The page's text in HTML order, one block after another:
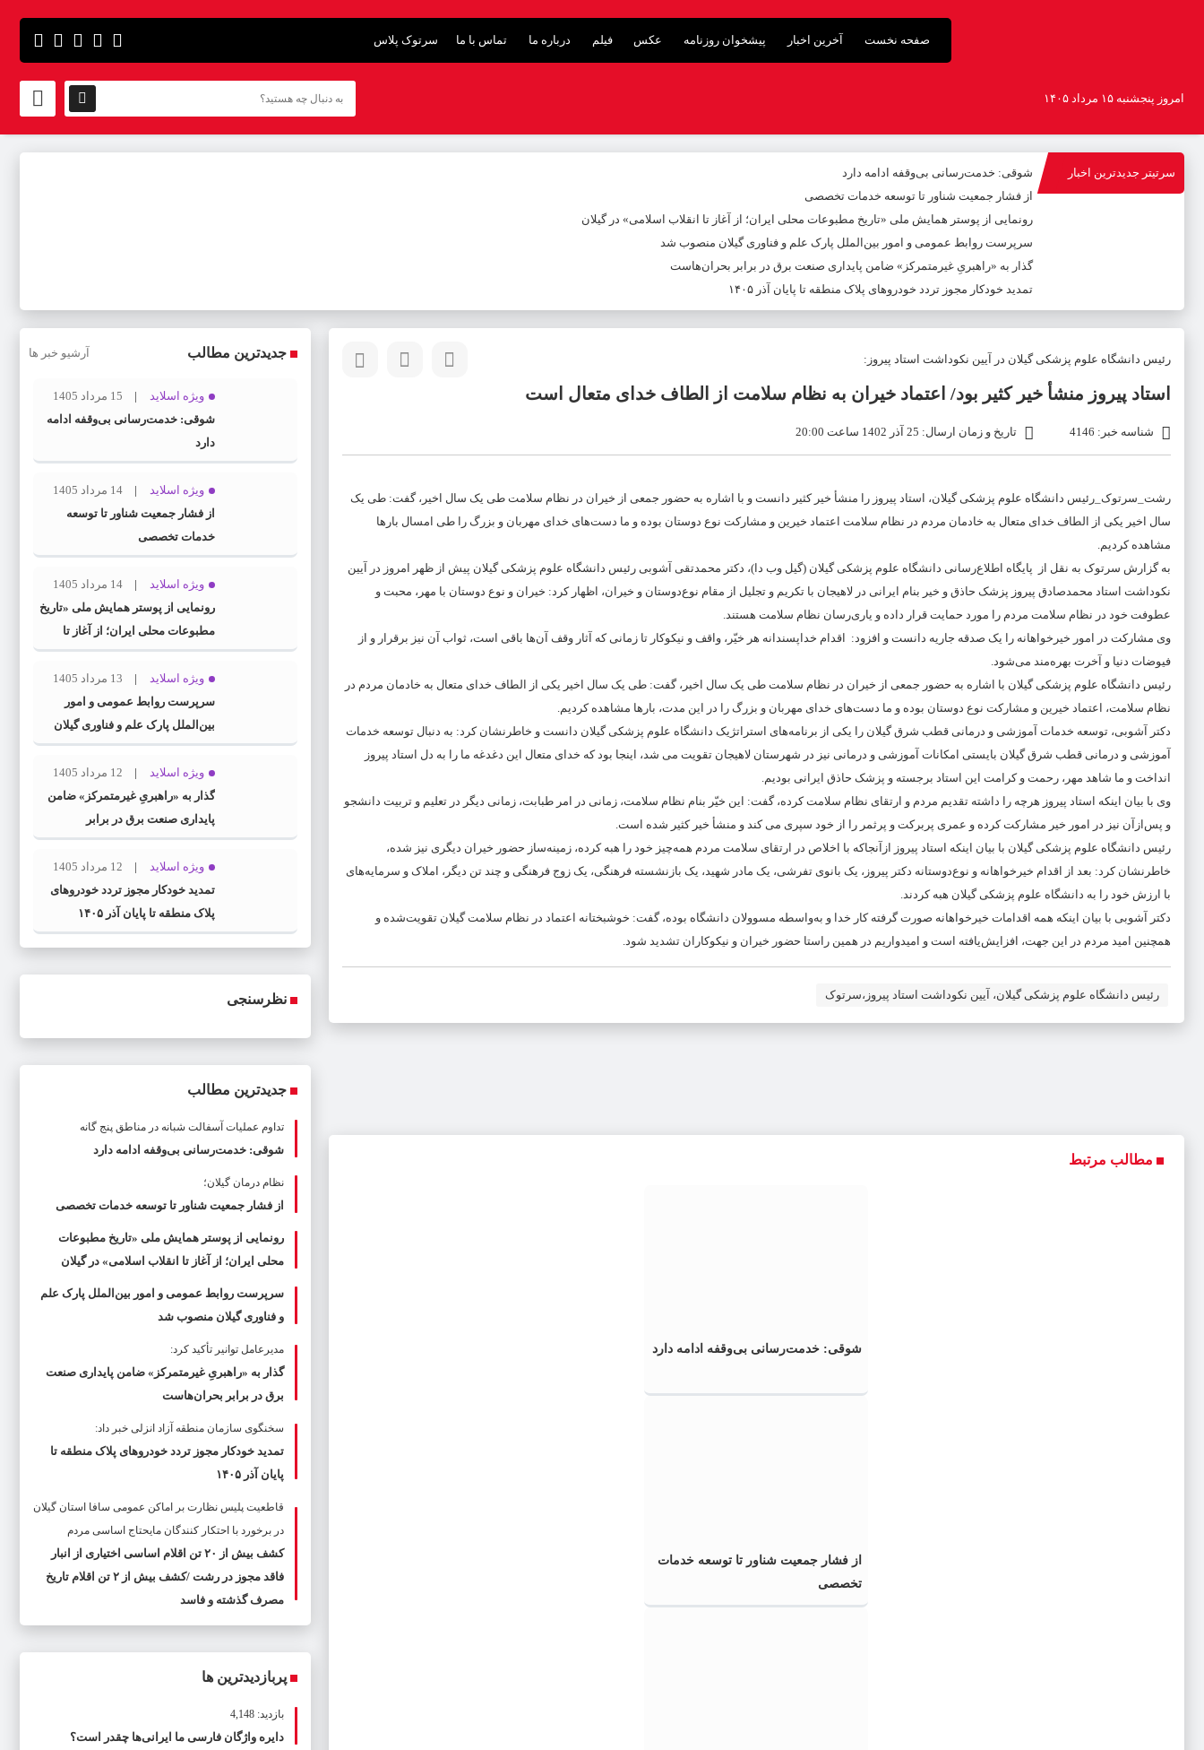
صفحه نخست آخرین اخبار پیشخوان روزنامه عکس فیلم درباره ما تماس با ما سرتوک پلاس
امروز پنجشنبه ۱۵ مرداد ۱۴۰۵
سرتیتر جدیدترین اخبار
شوقی: خدمت‌رسانی بی‌وقفه ادامه دارد
از فشار جمعیت شناور تا توسعه خدمات تخصصی
رونمایی از پوستر همایش ملی «تاریخ مطبوعات محلی ایران؛ از آغاز تا انقلاب اسلامی» در گیلان
سرپرست روابط عمومی و امور بین‌الملل پارک علم و فناوری گیلان منصوب شد
گذار به «راهبریِ غیرمتمرکز» ضامن پایداری صنعت برق در برابر بحران‌هاست
تمدید خودکار مجوز تردد خودروهای پلاک منطقه تا پایان آذر ۱۴۰۵
رئیس دانشگاه علوم پزشکی گیلان در آیین نکوداشت استاد پیروز:
استاد پیروز منشأ خیر کثیر بود/ اعتماد خیران به نظام سلامت از الطاف خدای متعال است
شناسه خبر: 4146 تاریخ و زمان ارسال: 25 آذر 1402 ساعت 20:00
رشت_سرتوک_رئیس دانشگاه علوم پزشکی گیلان، استاد پیروز را منشأ خیر کثیر دانست و با اشاره به حضور جمعی از خیران در نظام سلامت طی یک سال اخیر، گفت: طی یک
سال اخیر یکی از الطاف خدای متعال به خادمان مردم در نظام سلامت اعتماد خیرین و مشارکت نوع دوستان بوده و ما دست‌های خدای مهربان و بزرگ را طی امسال بارها
مشاهده کردیم.
به گزارش سرتوک به نقل از پایگاه اطلاع‌رسانی دانشگاه علوم پزشکی گیلان (گیل وب دا)، دکتر محمدتقی آشوبی رئیس دانشگاه علوم پزشکی گیلان پیش از ظهر امروز در آیین
نکوداشت استاد محمدصادق پیروز پزشک حاذق و خیر بنام ایرانی در لاهیجان با تکریم و تجلیل از مقام نوع‌دوستان و خیران، اظهار کرد: خیران و نوع دوستان با مهر، محبت و
عطوفت خود در نظام سلامت مردم را مورد حمایت قرار داده و یاری‌رسان نظام سلامت هستند.
وی مشارکت در امور خیرخواهانه را یک صدقه جاریه دانست و افزود: اقدام خداپسندانه هر خیّر، واقف و نیکوکار تا زمانی که آثار وقف آن‌ها باقی است، ثواب آن نیز برقرار و از
فیوضات دنیا و آخرت بهره‌مند می‌شود.
رئیس دانشگاه علوم پزشکی گیلان با اشاره به حضور جمعی از خیران در نظام سلامت طی یک سال اخیر، گفت: طی یک سال اخیر یکی از الطاف خدای متعال به خادمان مردم در
نظام سلامت، اعتماد خیرین و مشارکت نوع دوستان بوده و ما دست‌های خدای مهربان و بزرگ را در این مدت، بارها مشاهده کردیم.
دکتر آشوبی، توسعه خدمات آموزشی و درمانی قطب شرق گیلان را یکی از برنامه‌های استراتژیک دانشگاه علوم پزشکی گیلان دانست و خاطرنشان کرد: به دنبال توسعه خدمات
آموزشی و درمانی قطب شرق گیلان بایستی امکانات آموزشی و درمانی نیز در شهرستان لاهیجان تقویت می شد، اینجا بود که خدای متعال این دغدغه ما را به دل استاد پیروز
انداخت و ما شاهد مهر، رحمت و کرامت این استاد برجسته و پزشک حاذق ایرانی بودیم.
وی با بیان اینکه استاد پیروز هرچه را داشته تقدیم مردم و ارتقای نظام سلامت کرده، گفت: این خیّر بنام نظام سلامت، زمانی در امر طبابت، زمانی دیگر در تعلیم و تربیت دانشجو
و پس‌ازآن نیز در امور خیر مشارکت کرده و عمری پربرکت و پرثمر را از خود سپری می کند و منشأ خیر کثیر شده است.
رئیس دانشگاه علوم پزشکی گیلان با بیان اینکه استاد پیروز ازآنجاکه با اخلاص در ارتقای سلامت مردم همه‌چیز خود را هبه کرده، زمینه‌ساز حضور خیران دیگری نیز شده،
خاطرنشان کرد: بعد از اقدام خیرخواهانه و نوع‌دوستانه دکتر پیروز، یک بانوی تفرشی، یک مادر شهید، یک بازنشسته فرهنگی، یک زوج فرهنگی و چند تن دیگر، املاک و سرمایه‌های
با ارزش خود را به دانشگاه علوم پزشکی گیلان هبه کردند.
دکتر آشوبی با بیان اینکه همه اقدامات خیرخواهانه صورت گرفته کار خدا و به‌واسطه مسوولان‌ دانشگاه بوده، گفت: خوشبختانه اعتماد در نظام سلامت گیلان تقویت‌شده و
همچنین امید مردم در این جهت، افزایش‌یافته است و امیدواریم در همین راستا حضور خیران و نیکوکاران تشدید شود.
رئیس دانشگاه علوم پزشکی گیلان، آیین نکوداشت استاد پیروز،سرتوک
مطالب مرتبط
شوقی: خدمت‌رسانی بی‌وقفه ادامه دارد
از فشار جمعیت شناور تا توسعه خدمات
تخصصی
جدیدترین مطالب آرشیو خبر ها
ویژه اسلاید
15 مرداد 1405
شوقی: خدمت‌رسانی بی‌وقفه ادامه
دارد
ویژه اسلاید
14 مرداد 1405
از فشار جمعیت شناور تا توسعه
خدمات تخصصی
ویژه اسلاید
14 مرداد 1405
رونمایی از پوستر همایش ملی «تاریخ
مطبوعات محلی ایران؛ از آغاز تا
انقلاب اسلامی» در گیلان
ویژه اسلاید
13 مرداد 1405
سرپرست روابط عمومی و امور
بین‌الملل پارک علم و فناوری گیلان
منصوب شد
ویژه اسلاید
12 مرداد 1405
گذار به «راهبریِ غیرمتمرکز» ضامن
پایداری صنعت برق در برابر
بحران‌هاست
ویژه اسلاید
12 مرداد 1405
تمدید خودکار مجوز تردد خودروهای
پلاک منطقه تا پایان آذر ۱۴۰۵
نظرسنجی
جدیدترین مطالب
تداوم عملیات آسفالت‌ شبانه در مناطق پنج گانه
شوقی: خدمت‌رسانی بی‌وقفه ادامه دارد
نظام درمان گیلان؛
از فشار جمعیت شناور تا توسعه خدمات تخصصی
رونمایی از پوستر همایش ملی «تاریخ مطبوعات
محلی ایران؛ از آغاز تا انقلاب اسلامی» در گیلان
سرپرست روابط عمومی و امور بین‌الملل پارک علم
و فناوری گیلان منصوب شد
مدیرعامل توانیر تأکید کرد:
گذار به «راهبریِ غیرمتمرکز» ضامن پایداری صنعت
برق در برابر بحران‌هاست
سخنگوی سازمان منطقه آزاد انزلی خبر داد:
تمدید خودکار مجوز تردد خودروهای پلاک منطقه تا
پایان آذر ۱۴۰۵
قاطعیت پلیس نظارت بر اماکن عمومی سافا استان گیلان
در برخورد با احتکار کنندگان مایحتاج اساسی مردم
کشف بیش از ۲۰ تن اقلام اساسی اختیاری از انبار
فاقد مجوز در رشت /کشف بیش از ۲ تن اقلام تاریخ
مصرف گذشته و فاسد
پربازدیدترین ها
بازدید: 4,148
دایره واژگان فارسی ما ایرانی‌ها چقدر است؟